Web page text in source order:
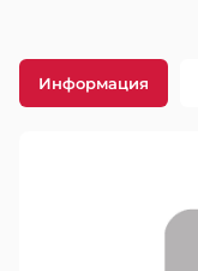
Информация